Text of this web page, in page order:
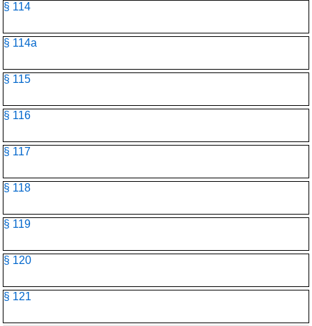
§ 114
§ 114a
§ 115
§ 116
§ 117
§ 118
§ 119
§ 120
§ 121